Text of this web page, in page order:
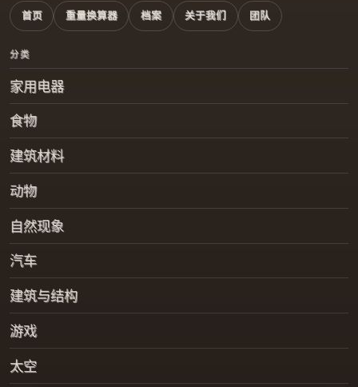
首页 重量换算器 档案 关于我们 团队
分类
家用电器
食物
建筑材料
动物
自然现象
汽车
建筑与结构
游戏
太空